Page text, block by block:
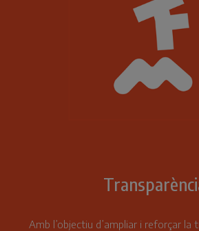
Amb l’objectiu d’ampliar i reforçar la